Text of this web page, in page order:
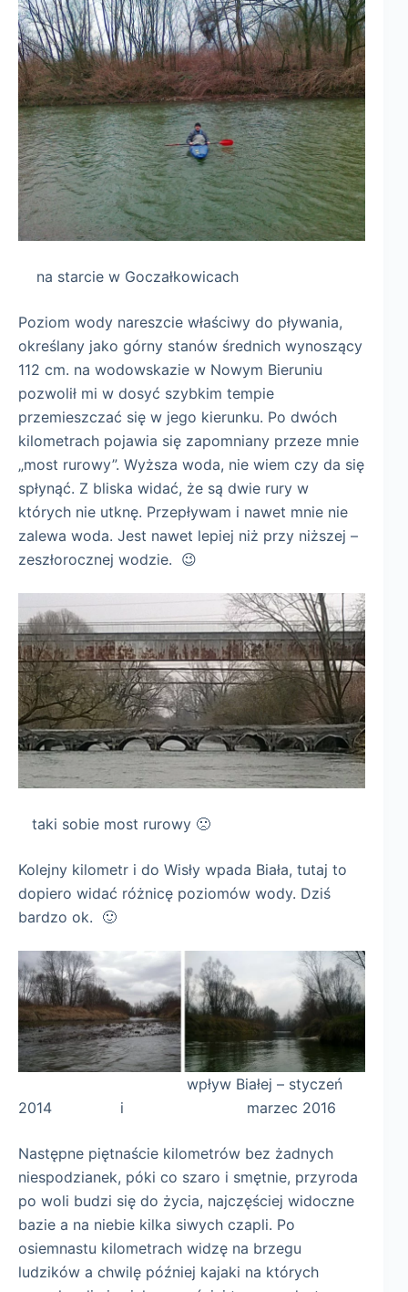
na starcie w Goczałkowicach
Poziom wody nareszcie właściwy do pływania,
określany jako górny stanów średnich wynoszący
112 cm. na wodowskazie w Nowym Bieruniu
pozwolił mi w dosyć szybkim tempie
przemieszczać się w jego kierunku. Po dwóch
kilometrach pojawia się zapomniany przeze mnie
„most rurowy”. Wyższa woda, nie wiem czy da się
spłynąć. Z bliska widać, że są dwie rury w
których nie utknę. Przepływam i nawet mnie nie
zalewa woda. Jest nawet lepiej niż przy niższej –
zeszłorocznej wodzie. 😉
taki sobie most rurowy 🙁
Kolejny kilometr i do Wisły wpada Biała, tutaj to
dopiero widać różnicę poziomów wody. Dziś
bardzo ok. 🙂
wpływ Białej – styczeń
2014 i marzec 2016
Następne piętnaście kilometrów bez żadnych
niespodzianek, póki co szaro i smętnie, przyroda
po woli budzi się do życia, najczęściej widoczne
bazie a na niebie kilka siwych czapli. Po
osiemnastu kilometrach widzę na brzegu
ludzików a chwilę później kajaki na których